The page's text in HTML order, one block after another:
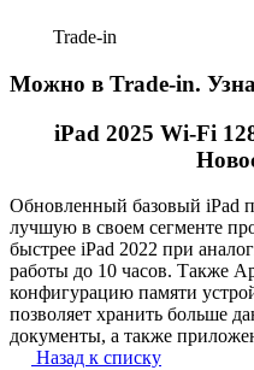
Trade-in
Можно в Trade-in.
iPad 2025 Wi-Fi
Обновленный базовый iPad
лучшую в своем сегменте
быстрее iPad 2022 при
работы до 10 часов. Также
конфигурацию памяти
позволяет хранить больше
документы, а также
Назад к списку